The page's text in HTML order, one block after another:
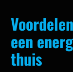
een
thuis